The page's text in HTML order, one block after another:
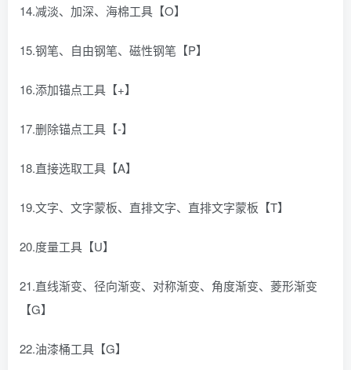
14.减淡、加深、海棉工具【O】
15.钢笔、自由钢笔、磁性钢笔【P】
16.添加锚点工具【+】
17.删除锚点工具【-】
18.直接选取工具【A】
19.文字、文字蒙板、直排文字、直排文字蒙板【T】
20.度量工具【U】
21.直线渐变、径向渐变、对称渐变、角度渐变、菱形渐变
【G】
22.油漆桶工具【G】